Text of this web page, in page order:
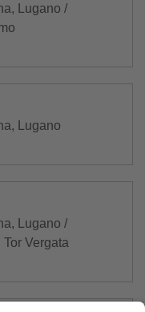
Lugano /
Lugano
Lugano /
Vergata